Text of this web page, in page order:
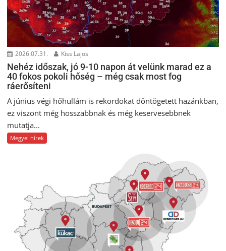
2026.07.31. Kiss Lajos
Nehéz időszak, jó 9-10 napon át velünk marad ez a
40 fokos pokoli hőség – még csak most fog
ráerősíteni
A június végi hőhullám is rekordokat döntögetett hazánkban,
ez viszont még hosszabbnak és még keservesebbnek
mutatja...
Megyei hírek